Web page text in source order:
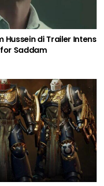
Hussein di Trailer Intens
for Saddam